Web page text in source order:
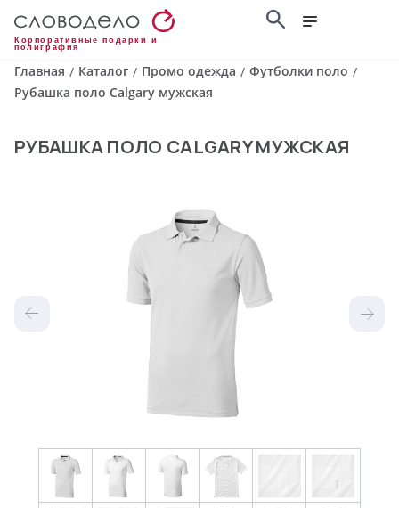
Корпоративные подарки и
полиграфия
Главная / Каталог / Промо одежда / Футболки поло /
Рубашка поло Calgary мужская
РУБАШКА ПОЛО CALGARY МУЖСКАЯ